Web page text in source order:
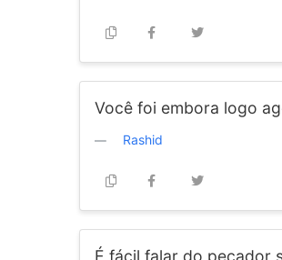
Você foi embora logo
Rashid
É fácil falar do pecador